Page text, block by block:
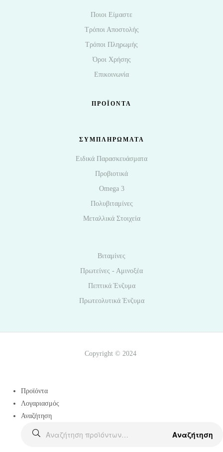
Ποιοι Είμαστε
Τρόποι Αποστολής
Τρόποι Πληρωμής
Όροι Χρήσης
Επικοινωνία
ΠΡΟΪΌΝΤΑ
ΣΥΜΠΛΗΡΩΜΑΤΑ
Ειδικά Παρασκευάσματα
Προβιοτικά
Omega 3
Πολυβιταμίνες
Μεταλλικά Στοιχεία
Βιταμίνες
Πρωτείνες - Αμινοξέα
Πεπτικά Ένζυμα
Πρωτεολυτικά Ένζυμα
Copyright © 2024
Προϊόντα
Λογαριασμός
Αναζήτηση
Αναζήτηση